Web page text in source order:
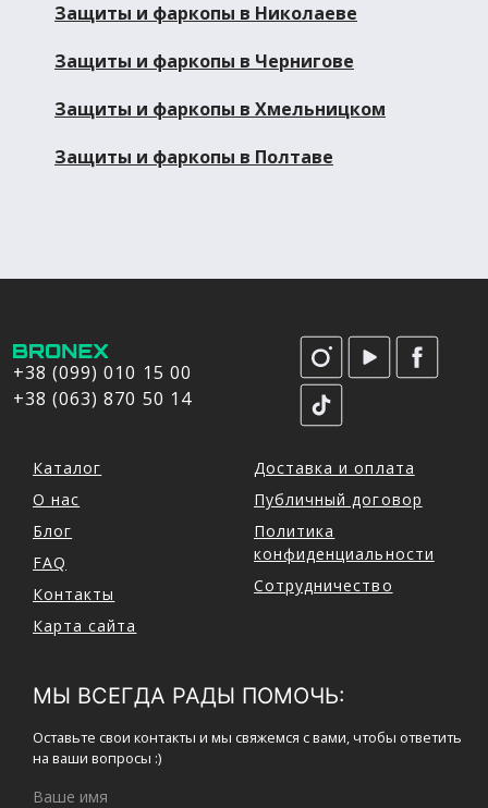
Защиты и фаркопы в Николаеве
Защиты и фаркопы в Чернигове
Защиты и фаркопы в Хмельницком
Защиты и фаркопы в Полтаве
+38 (099) 010 15 00
+38 (063) 870 50 14
Каталог
О нас
Блог
FAQ
Контакты
Карта сайта
Доставка и оплата
Публичный договор
Политика
конфиденциальности
Сотрудничество
МЫ ВСЕГДА РАДЫ ПОМОЧЬ:
Оставьте свои контакты и мы свяжемся с вами, чтобы ответить
на ваши вопросы :)
Ваше имя